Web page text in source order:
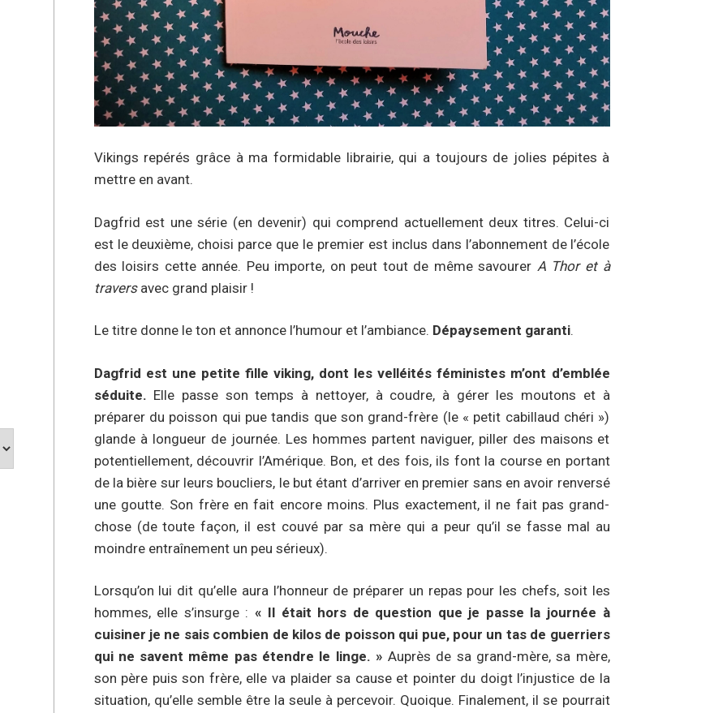
Vikings repérés grâce à ma formidable librairie, qui a toujours de jolies pépites à
mettre en avant.
Dagfrid est une série (en devenir) qui comprend actuellement deux titres. Celui-ci
est le deuxième, choisi parce que le premier est inclus dans l’abonnement de l’école
des loisirs cette année. Peu importe, on peut tout de même savourer A Thor et à
traversavec grand plaisir !
Le titre donne le ton et annonce l’humour et l’ambiance. Dépaysement garanti.
Dagfrid est une petite fille viking, dont les velléités féministes m’ont d’emblée
séduite. Elle passe son temps à nettoyer, à coudre, à gérer les moutons et à
préparer du poisson qui pue tandis que son grand-frère (le « petit cabillaud chéri »)
glande à longueur de journée. Les hommes partent naviguer, piller des maisons et
potentiellement, découvrir l’Amérique. Bon, et des fois, ils font la course en portant
de la bière sur leurs boucliers, le but étant d’arriver en premier sans en avoir renversé
une goutte. Son frère en fait encore moins. Plus exactement, il ne fait pas grand-
chose (de toute façon, il est couvé par sa mère qui a peur qu’il se fasse mal au
moindre entraînement un peu sérieux).
Lorsqu’on lui dit qu’elle aura l’honneur de préparer un repas pour les chefs, soit les
hommes, elle s’insurge : « Il était hors de question que je passe la journée à
cuisiner je ne sais combien de kilos de poisson qui pue, pour un tas de guerriers
qui ne savent même pas étendre le linge. » Auprès de sa grand-mère, sa mère,
son père puis son frère, elle va plaider sa cause et pointer du doigt l’injustice de la
situation, qu’elle semble être la seule à percevoir. Quoique. Finalement, il se pourrait